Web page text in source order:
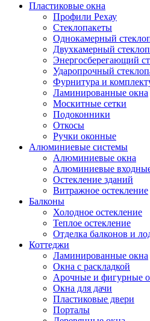
Пластиковые окна
Профили Рехау
Стеклопакеты
Однокамерный
Двухкамерный
Энергосберегающий
Ударопрочный
Фурнитура и
Ламинированные окна
Москитные сетки
Подоконники
Откосы
Ручки оконные
Алюминиевые системы
Алюминиевые окна
Алюминиевые
Остекление зданий
Витражное остекление
Балконы
Холодное остекление
Теплое остекление
Отделка балконов и
Коттеджи
Ламинированные окна
Окна с раскладкой
Арочные и фигурные
Окна для дачи
Пластиковые двери
Порталы